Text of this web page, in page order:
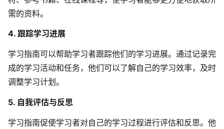
数据分析与策略
AI生成用户画像
AI生成Smart分析
AI生成PPT
AI生成图片
需的资料。
4. 跟踪学习进展
学习指南可以帮助学习者跟踪他们的学习进展。通过记录完
成的学习活动和任务，他们可以了解自己的学习效率，及时
调整学习计划。
5. 自我评估与反思
学习指南促使学习者对自己的学习过程进行评估和反思。他